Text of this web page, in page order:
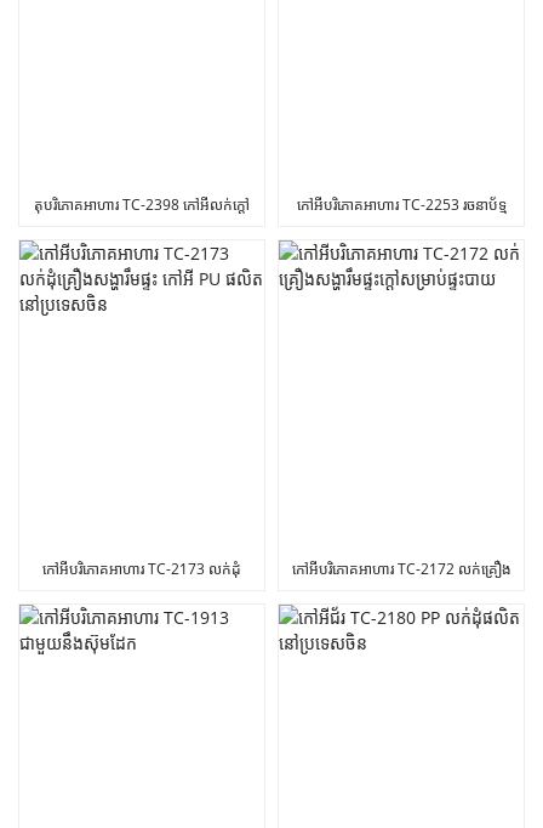
តុបរិភោគអាហារ TC-2398 កៅអីលក់ក្តៅ
កៅអីបរិភោគអាហារ TC-2253 រចនាប័ទ្ម
កៅអីបរិភោគអាហារ TC-2173 លក់ដុំ
ប្រទេសចិន
កៅអីបរិភោគអាហារ TC-2172 លក់គ្រឿង